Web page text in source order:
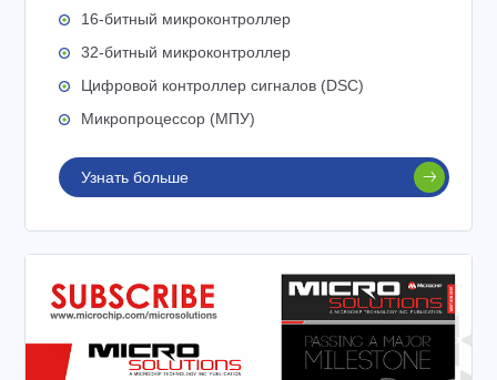
16-битный микроконтроллер
32-битный микроконтроллер
Цифровой контроллер сигналов (DSC)
Микропроцессор (МПУ)
Узнать больше